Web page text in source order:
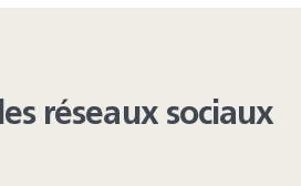
réseaux sociaux